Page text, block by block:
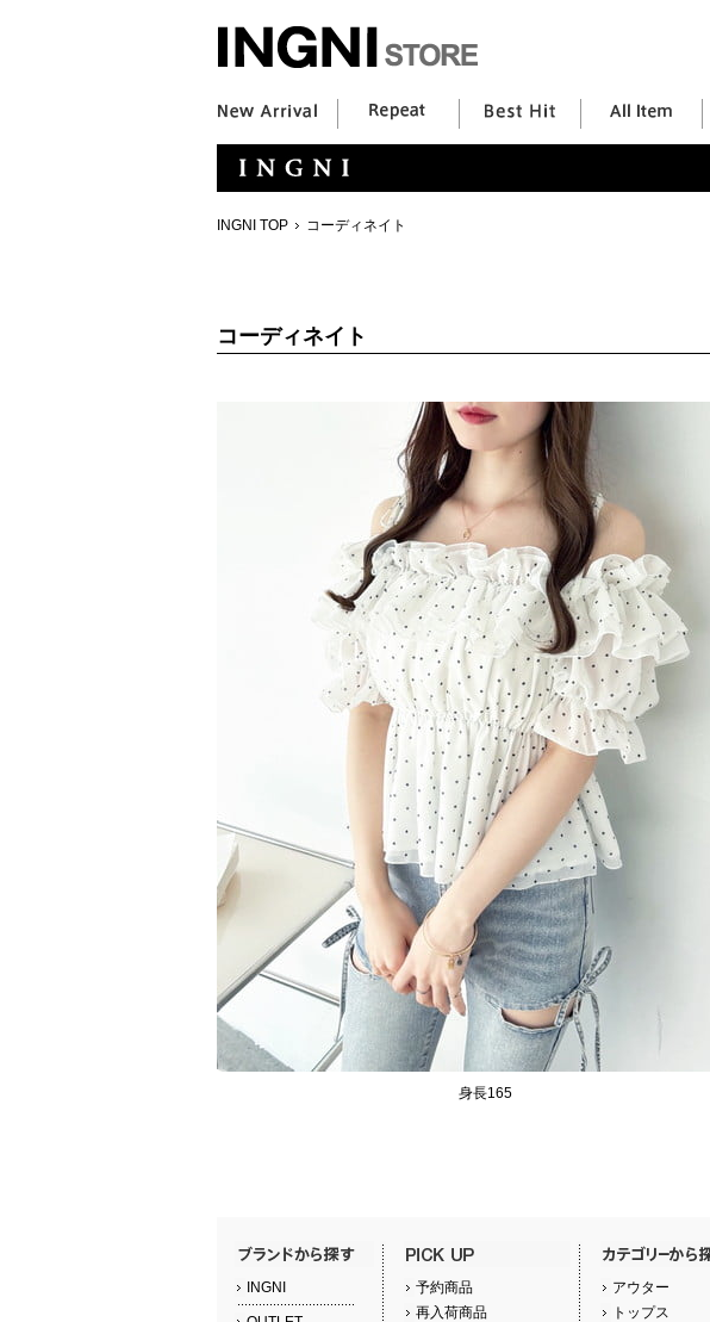
INGNI TOP コーディネイト
コーディネイト
身長165
INGNI
予約商品
再入荷商品
アウター
トップス